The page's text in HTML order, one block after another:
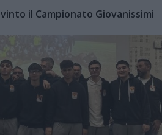
il Campionato Giovanissimi